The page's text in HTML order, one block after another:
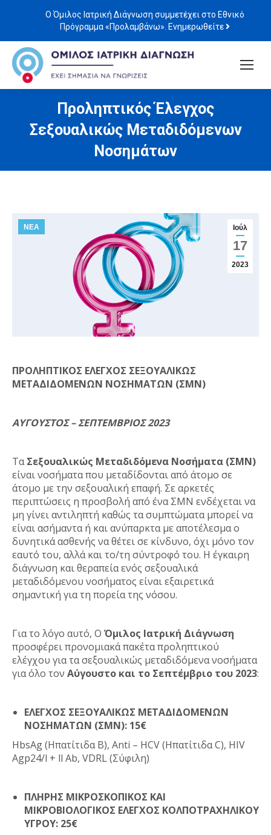
Ο Όμιλος Ιατρική Διάγνωση συμμετέχει στο Εθνικό
Πρόγραμμα «Προλαμβάνω». Ενημερωθείτε
Προληπτικός Έλεγχος
Σεξουαλικώς Μεταδιδόμενων
Νοσημάτων
Ιούλ
17
2023
ΝΕΑ
ΠΡΟΛΗΠΤΙΚΟΣ ΕΛΕΓΧΟΣ ΣΕΞΟΥΑΛΙΚΩΣ
ΜΕΤΑΔΙΔΟΜΕΝΩΝ ΝΟΣΗΜΑΤΩΝ (ΣΜΝ)
ΑΥΓΟΥΣΤΟΣ – ΣΕΠΤΕΜΒΡΙΟΣ 2023
ΤαΣεξουαλικώς Μεταδιδόμενα Νοσήματα (ΣΜΝ)
είναι νοσήματα που μεταδίδονται από άτομο σε
άτομο με την σεξουαλική επαφή. Σε αρκετές
περιπτώσεις η προσβολή από ένα ΣΜΝ ενδέχεται να
μη γίνει αντιληπτή καθώς τα συμπτώματα μπορεί να
είναι ασήμαντα ή και ανύπαρκτα με αποτέλεσμα ο
δυνητικά ασθενής να θέτει σε κίνδυνο, όχι μόνο τον
εαυτό του, αλλά και το/τη σύντροφό του. Η έγκαιρη
διάγνωση και θεραπεία ενός σεξουαλικά
μεταδιδόμενου νοσήματος είναι εξαιρετικά
σημαντική για τη πορεία της νόσου.
Για το λόγο αυτό, Ο Όμιλος Ιατρική Διάγνωση
προσφέρει προνομιακά πακέτα προληπτικού
ελέγχου για τα σεξουαλικώς μεταδιδόμενα νοσήματα
για όλο τον Αύγουστο και το Σεπτέμβριο του 2023:
ΕΛΕΓΧΟΣ ΣΕΞΟΥΑΛΙΚΩΣ ΜΕΤΑΔΙΔΟΜΕΝΩΝ
ΝΟΣΗΜΑΤΩΝ (ΣΜΝ): 15€
HbsAg (Ηπατίτιδα Β), Anti – HCV (Ηπατίτιδα C), HIV
Αgp24/l + ll Ab, VDRL (Σύφιλη)
ΠΛΗΡΗΣ ΜΙΚΡΟΣΚΟΠΙΚΟΣ ΚΑΙ
ΜΙΚΡΟΒΙΟΛΟΓΙΚΟΣ ΕΛΕΓΧΟΣ ΚΟΛΠΟΤΡΑΧΗΛΙΚΟΥ
ΥΓΡΟΥ: 25€